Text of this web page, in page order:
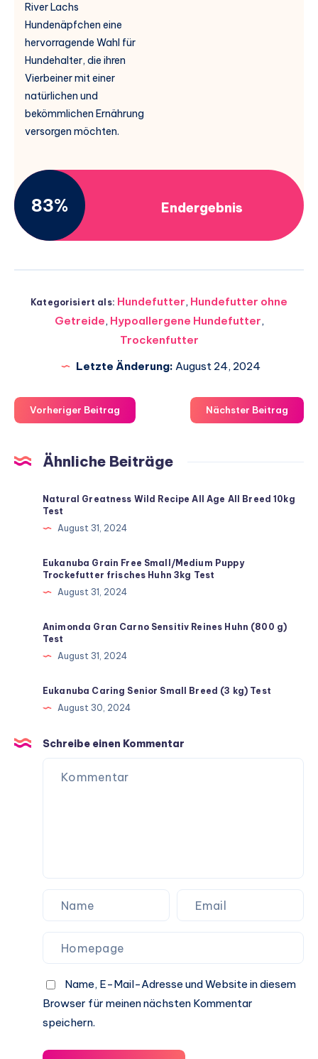
River Lachs
Hundenäpfchen eine
hervorragende Wahl für
Hundehalter, die ihren
Vierbeiner mit einer
natürlichen und
bekömmlichen Ernährung
versorgen möchten.
83% Endergebnis
Kategorisiert als: Hundefutter, Hundefutter ohne
Getreide, Hypoallergene Hundefutter,
Trockenfutter
Letzte Änderung: August 24, 2024
Vorheriger Beitrag Nächster Beitrag
Ähnliche Beiträge
Natural Greatness Wild Recipe All Age All Breed 10kg
Test
August 31, 2024
Eukanuba Grain Free Small/Medium Puppy
Trockefutter frisches Huhn 3kg Test
August 31, 2024
Animonda Gran Carno Sensitiv Reines Huhn (800 g)
Test
August 31, 2024
Eukanuba Caring Senior Small Breed (3 kg) Test
August 30, 2024
Schreibe einen Kommentar
Name, E-Mail-Adresse und Website in diesem
Browser für meinen nächsten Kommentar
speichern.